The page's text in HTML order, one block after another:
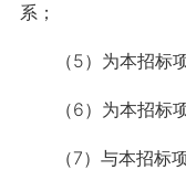
系；
（5）为本招标项
（6）为本招标项
（7）与本招标项